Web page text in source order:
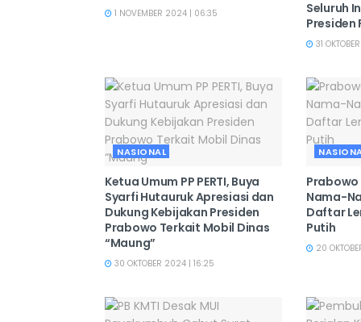
1 NOVEMBER 2024 | 06:35
Seluruh
Presiden
31
NASIONAL
Ketua Umum PP PERTI, Buya
Syarfi Hutauruk Apresiasi dan
Dukung Kebijakan Presiden
Prabowo Terkait Mobil Dinas
“Maung”
30 OKTOBER 2024 | 16:25
Prabowo
Nama-
Daftar
Putih
20